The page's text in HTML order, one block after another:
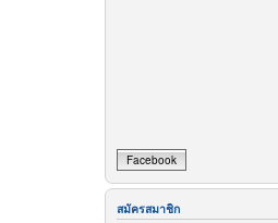
Facebook
สมัครสมาชิก